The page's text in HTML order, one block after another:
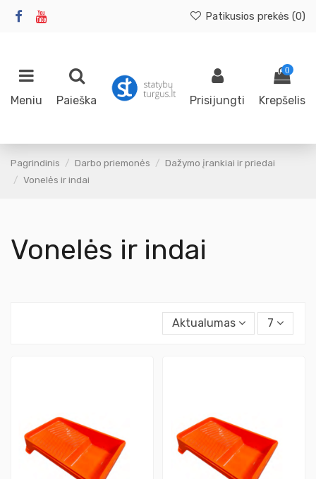
Patikusios prekės (0)
Meniu Paieška Prisijungti
0
Krepšelis
Pagrindinis Darbo priemonės
Dažymo įrankiai ir priedai
Vonelės ir indai
Vonelės ir indai
Aktualumas 7